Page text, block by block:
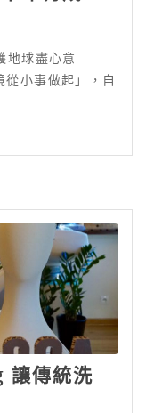
地球盡心意
小事做起」，自
傳統洗